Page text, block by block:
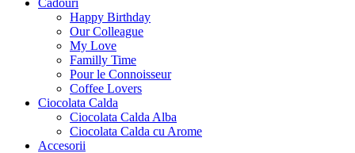
Cadouri
Happy Birthday
Our Colleague
My Love
Familly Time
Pour le Connoisseur
Coffee Lovers
Ciocolata Calda
Ciocolata Calda Alba
Ciocolata Calda cu Arome
Accesorii